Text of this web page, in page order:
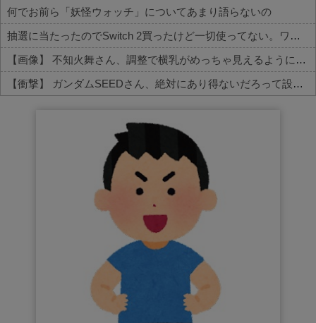
何でお前ら「妖怪ウォッチ」についてあまり語らないの
抽選に当たったのでSwitch 2買ったけど一切使ってない。ワイだけ？
【画像】 不知火舞さん、調整で横乳がめっちゃ見えるようになるｗｗｗｗｗｗ
【衝撃】 ガンダムSEEDさん、絶対にあり得ないだろって設定がこちらｗｗｗ